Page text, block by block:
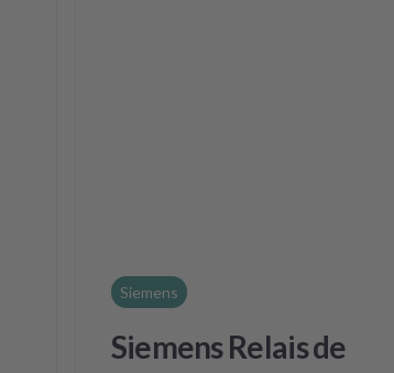
Siemens
Siemens Relais de